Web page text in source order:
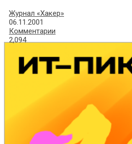
Журнал «Хакер»
06.11.2001
Комментарии
2,094